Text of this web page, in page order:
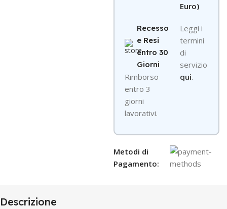
Euro)
Recesso
e Resi
entro 30
Giorni
Rimborso
entro 3
giorni
lavorativi.
Leggi i
termini
di
servizio
qui.
Metodi di
Pagamento:
Descrizione